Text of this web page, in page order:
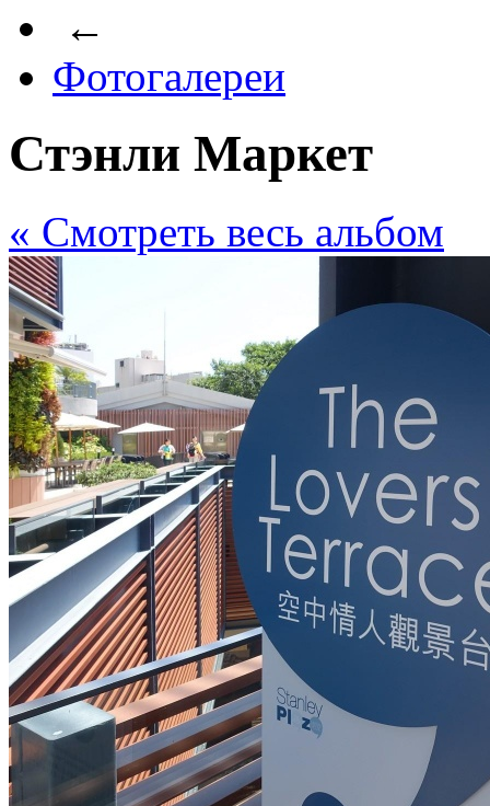
←
Фотогалереи
Стэнли Маркет
« Cмотреть весь альбом